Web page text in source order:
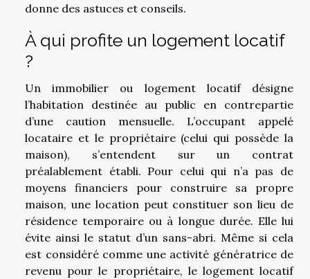
donne des astuces et conseils.
À qui profite un logement locatif
?
Un immobilier ou logement locatif désigne
l’habitation destinée au public en contrepartie
d’une caution mensuelle. L’occupant appelé
locataire et le propriétaire (celui qui possède la
maison), s’entendent sur un contrat
préalablement établi. Pour celui qui n’a pas de
moyens financiers pour construire sa propre
maison, une location peut constituer son lieu de
résidence temporaire ou à longue durée. Elle lui
évite ainsi le statut d’un sans-abri. Même si cela
est considéré comme une activité génératrice de
revenu pour le propriétaire, le logement locatif